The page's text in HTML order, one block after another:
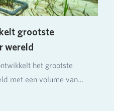
grootste
wereld
het grootste
met een volume van